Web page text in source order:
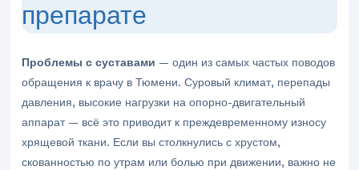
Проблемы с суставами — один из самых частых поводов
обращения к врачу в Тюмени. Суровый климат, перепады
давления, высокие нагрузки на опорно-двигательный
аппарат — всё это приводит к преждевременному износу
хрящевой ткани. Если вы столкнулись с хрустом,
скованностью по утрам или болью при движении, важно не